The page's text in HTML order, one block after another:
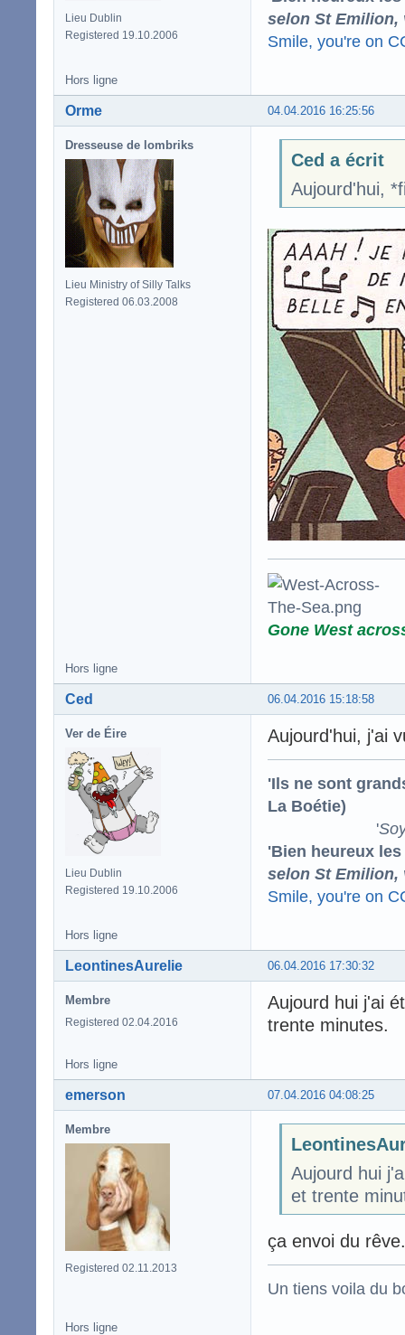
Lieu Dublin
Registered 19.10.2006
selon St Emilion,
Smile, you're on
Hors ligne
04.04.2016 16:25:56
Orme
Dresseuse de lombriks
Lieu Ministry of Silly Talks
Registered 06.03.2008
Ced a écrit
Aujourd'hui,
Gone West
Hors ligne
06.04.2016 15:18:58
Ced
Ver de Éire
Lieu Dublin
Registered 19.10.2006
Aujourd'hui, j'ai
'Ils ne sont
La Boétie)
'
'Bien heureux
selon St Emilion,
Smile, you're on
Hors ligne
06.04.2016 17:30:32
LeontinesAurelie
Membre
Registered 02.04.2016
Aujourd hui j'ai
trente minutes.
Hors ligne
07.04.2016 04:08:25
emerson
Membre
Registered 02.11.2013
Aujourd hui
et trente
ça envoi du
Un tiens voila du
Hors ligne